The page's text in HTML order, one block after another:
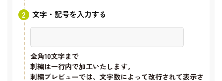
文字・記号を入力する
全角10文字まで
刺繍は一行内で加工いたします。
刺繍プレビューでは、文字数によって改行されて表示さ